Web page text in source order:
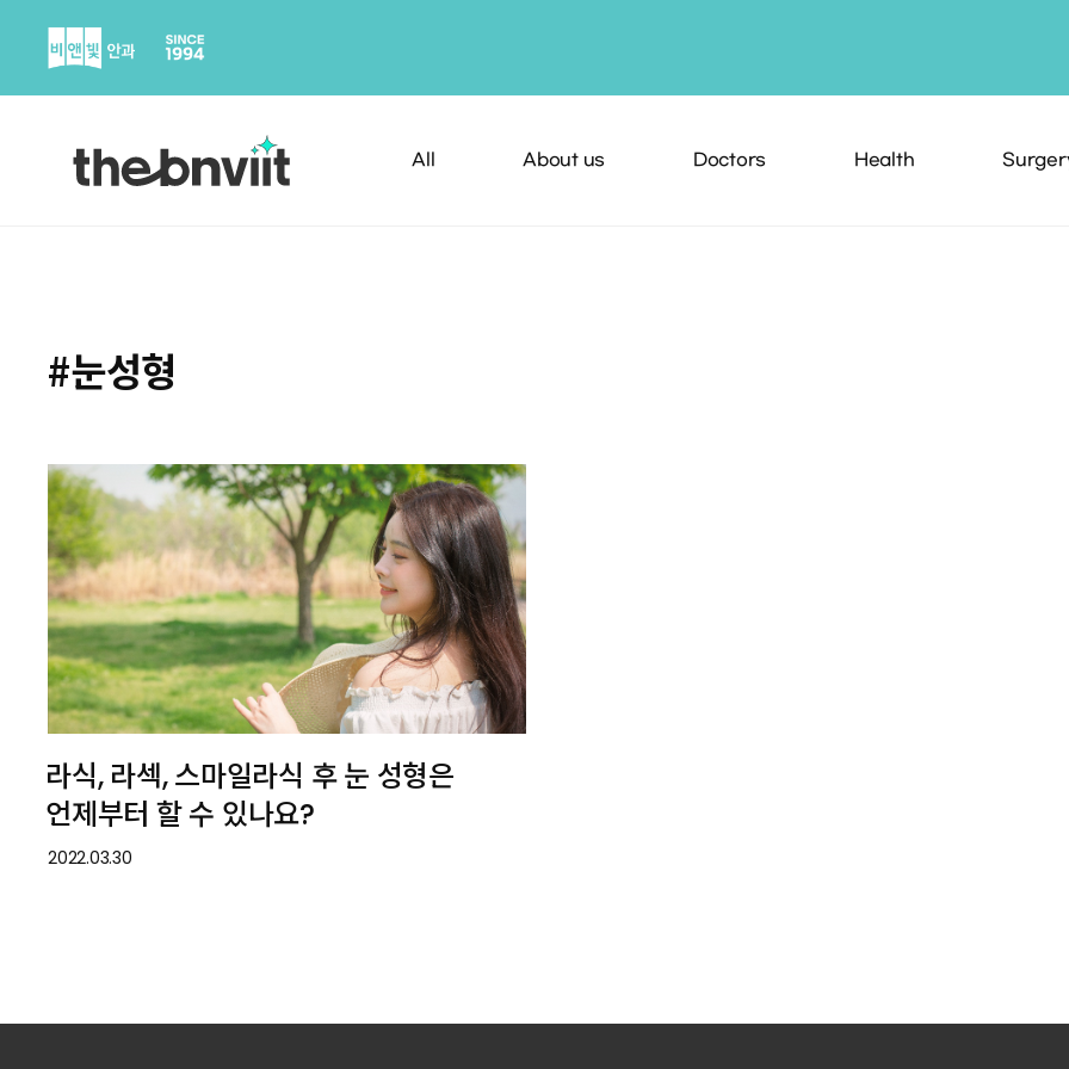
content
All About us Doctors Health
#눈성형
라식, 라섹, 스마일라식 후 눈 성형은
언제부터 할 수 있나요?
2022.03.30